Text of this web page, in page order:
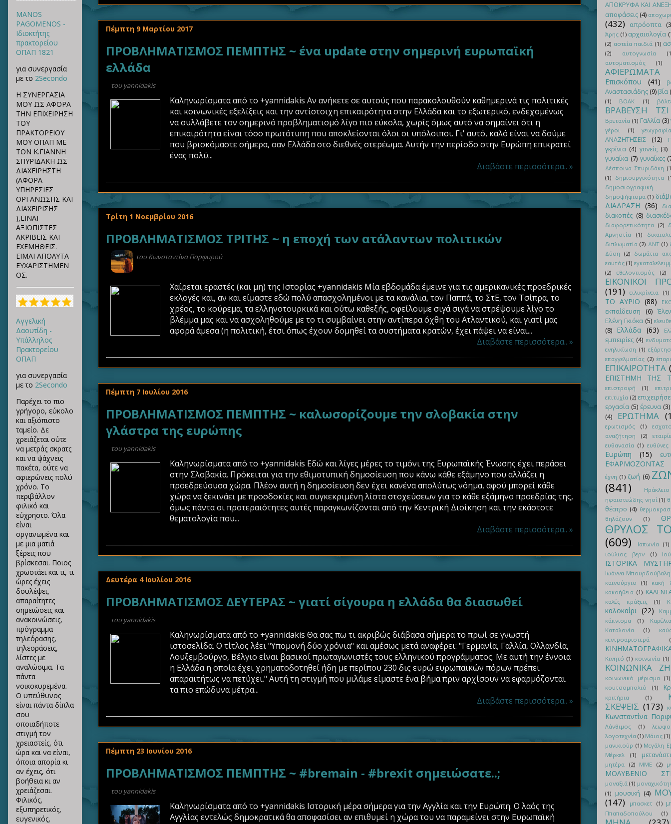
Πέμπτη 9 Μαρτίου 2017
ΠΡΟΒΛΗΜΑΤΙΣΜΟΣ ΠΕΜΠΤΗΣ ~ ένα update στην σημερινή ευρωπαϊκή
ελλάδα
του yannidakis
Καληνωρίσματα από το +yannidakis Αν ανήκετε σε αυτούς που παρακολουθούν καθημερινά τις πολιτικές
και κοινωνικές εξελίξεις και την αντίστοιχη επικαιρότητα στην Ελλάδα και το εξωτερικό, ενδεχομένως
να συλλάβετε τον σημερινό προβληματισμό λίγο πιο εύκολα, χωρίς όμως αυτό να σημαίνει ότι η
επικαιρότητα είναι τόσο πρωτότυπη που αποκλείονται όλοι οι υπόλοιποι. Γι' αυτό, καλό είναι να δούμε
που βρισκόμαστε σήμερα, σαν Ελλάδα στο διεθνές στερέωμα. Αυτήν την περίοδο στην Ευρώπη επικρατεί
ένας πολύ...
Διαβάστε περισσότερα.. »
Τρίτη 1 Νοεμβρίου 2016
ΠΡΟΒΛΗΜΑΤΙΣΜΟΣ ΤΡΙΤΗΣ ~ η εποχή των ατάλαντων πολιτικών
τουKωνσταντίνα Πορφυρού
Χαίρεται εραστές (και μη) της Ιστορίας +yannidakis Μία εβδομάδα έμεινε για τις αμερικανικές προεδρικές
εκλογές και, αν και είμαστε εδώ πολύ απασχολημένοι με τα κανάλια, τον Παππά, το ΣτΕ, τον Τσίπρα, το
χρέος, το κούρεμα, τα ελληνοτουρκικά και ούτω καθεξής, οφείλουμε σιγά σιγά να στρέψουμε λίγο το
βλέμμα μας και να ασχοληθούμε με το τι συμβαίνει στην αντίπερα όχθη του Ατλαντικού, και γιατί μας
αφορά άμεσα (η πολιτική, έτσι όπως έχουν δομηθεί τα συστήματα κρατών, έχει πάψει να είναι...
Διαβάστε περισσότερα.. »
Πέμπτη 7 Ιουλίου 2016
ΠΡΟΒΛΗΜΑΤΙΣΜΟΣ ΠΕΜΠΤΗΣ ~ καλωσορίζουμε την σλοβακία στην
γλάστρα της ευρώπης
του yannidakis
Καληνωρίσματα από το +yannidakis Εδώ και λίγες μέρες το τιμόνι της Ευρωπαϊκής Ένωσης έχει περάσει
στην Σλοβακία. Πρόκειται για την εθιμοτυπική δημοσίευση που κάνω κάθε εξάμηνο που αλλάζει η
προεδρεύουσα χώρα. Πλέον αυτή η δημοσίευση δεν έχει κανένα απολύτως νόημα, αφού μπορεί κάθε
χώρα να ξεκινάει με προσδοκίες και συγκεκριμένη λίστα στοχεύσεων για το κάθε εξάμηνο προεδρίας της,
όμως πάντα οι προτεραιότητες αυτές παραγκωνίζονται από την Κεντρική Διοίκηση και την εκάστοτε
θεματολογία που...
Διαβάστε περισσότερα.. »
Δευτέρα 4 Ιουλίου 2016
ΠΡΟΒΛΗΜΑΤΙΣΜΟΣ ΔΕΥΤΕΡΑΣ ~ γιατί σίγουρα η ελλάδα θα διασωθεί
του yannidakis
Καληνωρίσματα από το +yannidakis Θα σας πω τι ακριβώς διάβασα σήμερα το πρωί σε γνωστή
ιστοσελίδα. Ο τίτλος λέει "Υπομονή δύο χρόνια" και αμέσως μετά αναφέρει: "Γερμανία, Γαλλία, Ολλανδία,
Λουξεμβούργο, Βέλγιο είναι βασικοί πρωταγωνιστές τους ελληνικού προγράμματος. Με αυτή την έννοια
η Ελλάδα η οποία έχει χρηματοδοτηθεί ήδη με περίπου 230 δις ευρώ ευρωπαϊκών πόρων πρέπει
απαραιτήτως να πετύχει." Αυτή τη στιγμή που μιλάμε είμαστε ένα βήμα πριν αρχίσουν να εφαρμόζονται
τα πιο επώδυνα μέτρα...
Διαβάστε περισσότερα.. »
Πέμπτη 23 Ιουνίου 2016
ΠΡΟΒΛΗΜΑΤΙΣΜΟΣ ΠΕΜΠΤΗΣ ~ #bremain - #brexit σημειώσατε..;
του yannidakis
Καληνωρίσματα από το +yannidakis Ιστορική μέρα σήμερα για την Αγγλία και την Ευρώπη. Ο λαός της
Αγγλίας εντελώς δημοκρατικά θα αποφασίσει αν επιθυμεί η χώρα του να παραμείνει στην Ευρωπαϊκή
MANOS
PAGOMENOS -
Ιδιοκτήτης
πρακτορείου
ΟΠΑΠ 1821
για συνεργασία
με το 2Secondo
Η ΣΥΝΕΡΓΑΣΙΑ
ΜΟΥ ΩΣ ΑΦΟΡΑ
ΤΗΝ ΕΠΙΧΕΙΡΗΣΗ
ΤΟΥ
ΠΡΑΚΤΟΡΕΙΟΥ
ΜΟΥ ΟΠΑΠ ΜΕ
ΤΟΝ Κ.ΓΙΑΝΝΗ
ΣΠΥΡΙΔΑΚΗ ΩΣ
ΔΙΑΧΕΙΡΗΣΤΗ
(ΑΦΟΡΑ
ΥΠΗΡΕΣΙΕΣ
ΟΡΓΑΝΩΣΗΣ ΚΑΙ
ΔΙΑΧΕΙΡΙΣΗΣ
),ΕΙΝΑΙ
ΑΞΙΟΠΙΣΤΕΣ
ΑΚΡΙΒΕΙΣ ΚΑΙ
ΕΧΕΜΗΘΕΙΣ.
ΕΙΜΑΙ ΑΠΟΛΥΤΑ
ΕΥΧΑΡΙΣΤΗΜΕΝ
ΟΣ.
Αγγελική
Δαουτίδη -
Υπάλληλος
Πρακτορείου
ΟΠΑΠ
για συνεργασία
με το 2Secondo
Παρέχει το πιο
γρήγορο, εύκολο
και αξιόπιστο
ταμείο. Δε
χρειάζεται ούτε
να μετράς σκρατς
και να ψάχνεις
πακέτα, ούτε να
αφιερώνεις πολύ
χρόνο. Το
περιβάλλον
φιλικό και
εύχρηστο. Όλα
είναι
οργανωμένα και
με μια ματιά
ξέρεις που
βρίσκεσαι. Ποιος
χρωστάει και τι, τι
ώρες έχεις
δουλέψει,
απαραίτητες
σημειώσεις και
ανακοινώσεις,
πρόγραμμα
τηλεόρασης,
τηλεοράσεις,
λίστες με
αναλώσιμα. Τα
πάντα
νοικοκυρεμένα.
Ο υπεύθυνος
είναι πάντα δίπλα
σου
οποιαδήποτε
στιγμή τον
χρειαστείς, ότι
ώρα και να είναι,
όποια απορία κι
αν έχεις, ότι
βοήθεια κι αν
χρειάζεσαι.
Φιλικός,
εξυπηρετικός,
ευγενικός,
ΑΠΟΚΡΥΦΑ ΚΑΙ
αποφάσεις (4)
(432) απρόοπτα
Άρης (1) αρχαιολογία
(2) αστεία παιδιά (1)
(2) αυτογνωσία
αυτοματισμός
(1)
ΑΦΙΕΡΩΜΑΤΑ
Επισκόπου (41)
Αναστασιάδης (9) βία
(1) ΒΟΑΚ (1)
ΒΡΑΒΕΥΣΗ
Βρετανία (1) Γαλλία (3)
γέροι (1) γεωγραφία
ΑΝΑΖΗΤΗΣΕΙΣ (12)
γκρίνια (4) γονείς (3)
γυναίκα (7) γυναίκες
Δέσποινα Σπυριδάκη
(1) δημιουργικότητα
δημοσιογραφική
δημοψήφισμα (1)
ΔΙΑΔΡΑΣΗ (36)
διακοπές (8)
διαφορετικότητα (2)
Αμνηστία
(1)
διπλωματία (2) ΔΝΤ (1)
Δύση (2) δωμάτια
εαυτός (1)
(2)
εθελοντισμός (2)
ΕΙΚΟΝΙΚΟΙ
(191)
ειλικρίνεια (1)
ΤΟ ΑΥΡΙΟ (88)
εκπαίδευση (6)
Ελένη Γκιόκα (5)
(8) Ελλάδα (63)
εμπειρίες (4)
ενηλικίωση (1)
επαγγελματίας (2)
ΕΠΙΚΑΙΡΟΤΗΤΑ
ΕΠΙΣΤΗΜΗ ΤΗΣ
επιστροφή (1)
επιτυχία (2)
εργασία (5) έρευνα (3)
(4)
ΕΡΩΤΗΜΑ
ερωτισμός (1)
αναζήτηση
(2)
ευθανασία (1) ευθύνες
Ευρώπη (15)
ΕΦΑΡΜΟΖΟΝΤΑΣ
έχνη (1) ζωή (6)
(841)
Ηράκλειο
ηφαιστεώδης νησί (1)
θέατρο (4)
θηλάζουν
(1)
ΘΡΥΛΟΣ
(609)
Ιαπωνία (1)
ιούλιος βερν
(1)
ΙΣΤΟΡΙΚΑ
Ιωάννα Μπουρδούβαλη
καινούργιο
(1)
κακή
κακοήθεια (1)
καλές πράξεις (1)
καλοκαίρι (22)
κάπνισμα
(1)
Καρέλια
Καταλονία
(1)
κεντροαριστερά
Κινητό (1) κοινωνία (1)
ΚΟΙΝΩΝΙΚΑ
κοινωνικό μέρισμα (1)
κουτσομπολιό
(1)
κριτήρια (1)
ΣΚΕΨΕΙΣ (173)
Κωνσταντίνα
Λάνθιμος (1)
λογοτεχνία (1) Μάιος (1)
μανικιούρ (1) Μεγάλη
Μέρκελ
(1)
μητέρα (2) ΜΜΕ (2)
ΜΟΛΥΒΕΝΙΟ
μοναξιά (1)
(1) μουσική (4)
(147)
μπασκετ (1)
Ππαπαδοπούλου (1)